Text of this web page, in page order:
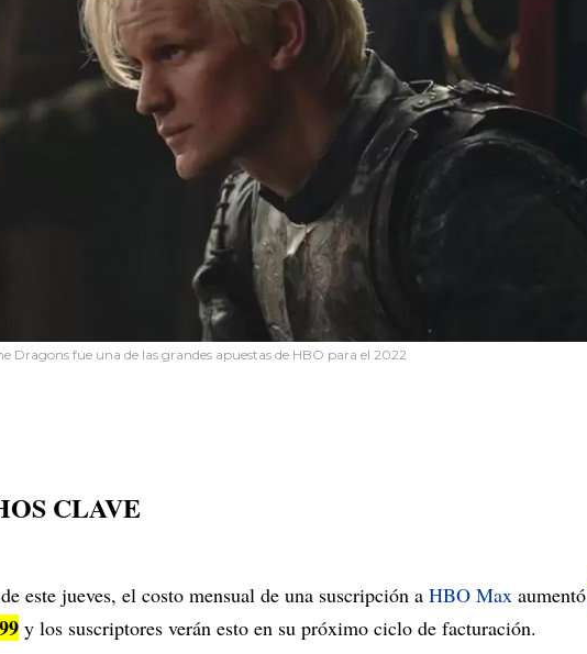
Dragons fue una de las grandes apuestas de HBO para el 2022
CLAVE
este jueves, el costo mensual de una suscripción a HBO Max aumentó
y los suscriptores verán esto en su próximo ciclo de facturación.